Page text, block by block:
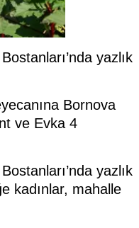
yazlık
Bornova
ve Evka 4
yazlık
kadınlar, mahalle